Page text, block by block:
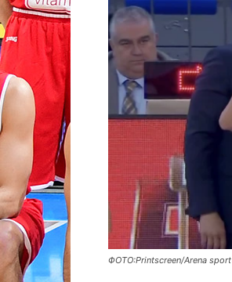
ФОТО:Printscreen/Arena sport